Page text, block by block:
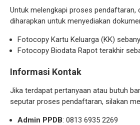
Untuk melengkapi proses pendaftaran,
diharapkan untuk menyediakan
Fotocopy Kartu Keluarga (KK)
Fotocopy Biodata Rapot terakhir
Informasi Kontak
Jika terdapat pertanyaan atau butuh
seputar proses pendaftaran, silakan
Admin PPDB: 0813 6935 2269